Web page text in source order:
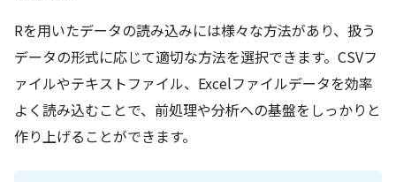
Rを用いたデータの読み込みには様々な方法があり、扱う
データの形式に応じて適切な方法を選択できます。CSVフ
ァイルやテキストファイル、Excelファイルデータを効率
よく読み込むことで、前処理や分析への基盤をしっかりと
作り上げることができます。